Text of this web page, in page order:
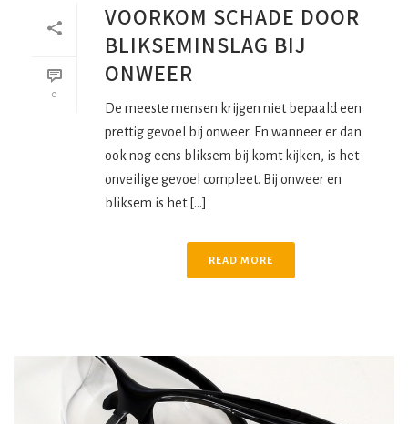
0
VOORKOM SCHADE DOOR
BLIKSEMINSLAG BIJ
ONWEER
De meeste mensen krijgen niet bepaald een
prettig gevoel bij onweer. En wanneer er dan
ook nog eens bliksem bij komt kijken, is het
onveilige gevoel compleet. Bij onweer en
bliksem is het [...]
READ MORE